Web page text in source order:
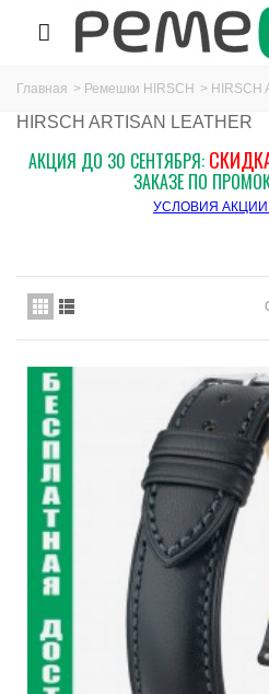
Главная > Ремешки HIRSCH > HIRSCH
HIRSCH ARTISAN LEATHER
АКЦИЯ ДО 30 СЕНТЯБРЯ:
ЗАКАЗЕ ПО
УСЛОВИЯ АКЦИИ